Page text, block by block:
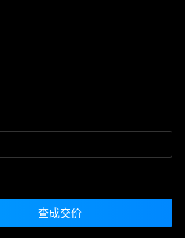
查成交价